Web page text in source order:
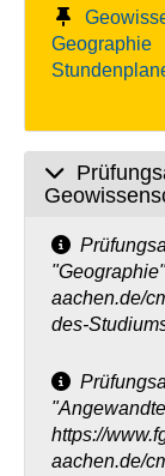
Geographie
aachen.de/
des-
https://
aachen.de/